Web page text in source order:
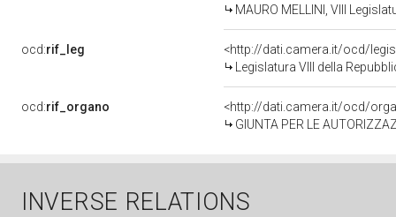
MAURO MELLINI, VIII
ocd:rif_leg
<http://dati.camera.it/ocd/
Legislatura VIII della
ocd:rif_organo
<http://dati.camera.it/ocd/
GIUNTA PER LE
INVERSE RELATIONS